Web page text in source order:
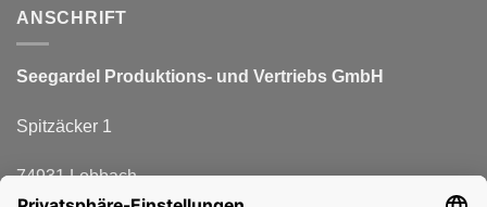
ANSCHRIFT
Seegardel Produktions- und Vertriebs GmbH
Spitzäcker 1
74931 Lobbach